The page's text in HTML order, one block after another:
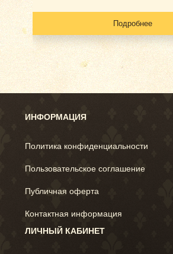
Подробнее
ИНФОРМАЦИЯ
Политика конфиденциальности
Пользовательское соглашение
Публичная оферта
Контактная информация
ЛИЧНЫЙ КАБИНЕТ